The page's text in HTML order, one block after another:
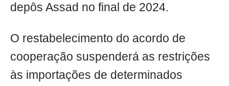
depôs Assad no final de 2024.
O restabelecimento do acordo de
cooperação suspenderá as restrições
às importações de determinados